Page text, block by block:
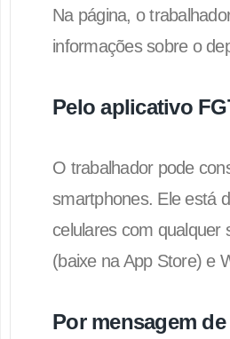
Na página, o
informações sobre o
Pelo aplicativo
O trabalhador pode
smartphones. Ele está
celulares com qualquer
(baixe na App Store) e
Por mensagem